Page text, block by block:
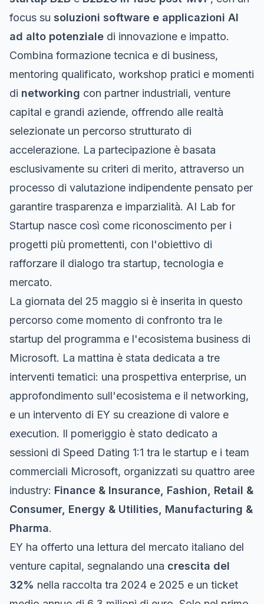
focus su soluzioni software e applicazioni AI
ad alto potenziale di innovazione e impatto.
Combina formazione tecnica e di business,
mentoring qualificato, workshop pratici e momenti
di networking con partner industriali, venture
capital e grandi aziende, offrendo alle realtà
selezionate un percorso strutturato di
accelerazione. La partecipazione è basata
esclusivamente su criteri di merito, attraverso un
processo di valutazione indipendente pensato per
garantire trasparenza e imparzialità. AI Lab for
Startup nasce così come riconoscimento per i
progetti più promettenti, con l'obiettivo di
rafforzare il dialogo tra startup, tecnologia e
mercato.
La giornata del 25 maggio si è inserita in questo
percorso come momento di confronto tra le
startup del programma e l'ecosistema business di
Microsoft. La mattina è stata dedicata a tre
interventi tematici: una prospettiva enterprise, un
approfondimento sull'ecosistema e il networking,
e un intervento di EY su creazione di valore e
execution. Il pomeriggio è stato dedicato a
sessioni di Speed Dating 1:1 tra le startup e i team
commerciali Microsoft, organizzati su quattro aree
industry: Finance & Insurance, Fashion, Retail &
Consumer, Energy & Utilities, Manufacturing &
Pharma.
EY ha offerto una lettura del mercato italiano del
venture capital, segnalando una crescita del
32% nella raccolta tra 2024 e 2025 e un ticket